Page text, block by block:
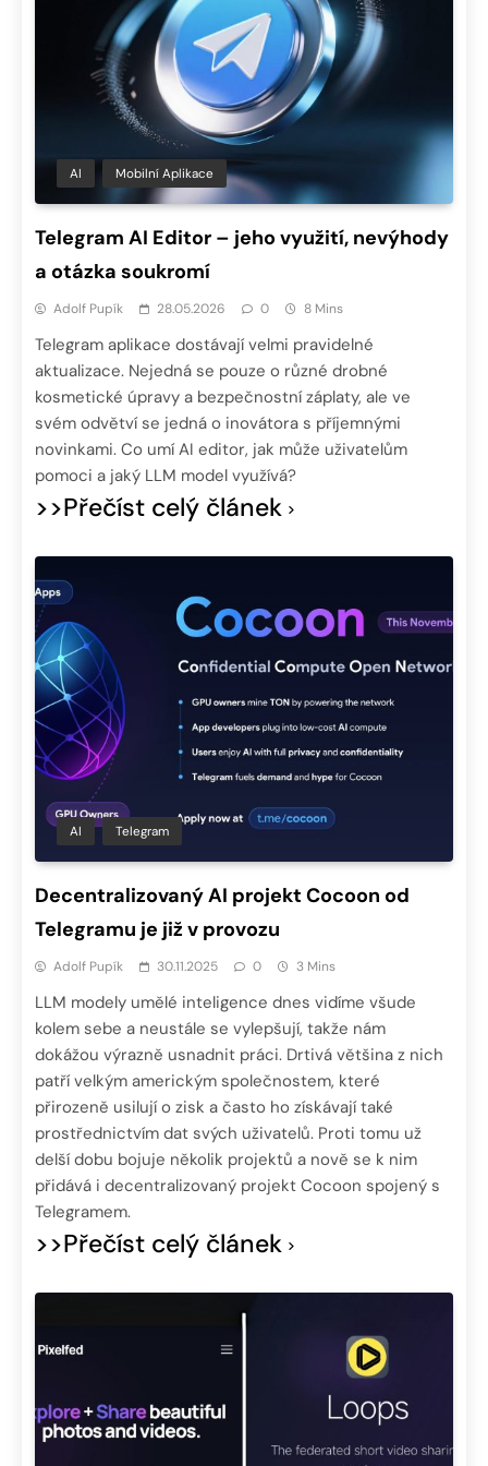
AI Mobilní Aplikace
Telegram AI Editor – jeho využití, nevýhody
a otázka soukromí
Adolf Pupík 28.05.2026 0 8 Mins
Telegram aplikace dostávají velmi pravidelné
aktualizace. Nejedná se pouze o různé drobné
kosmetické úpravy a bezpečnostní záplaty, ale ve
svém odvětví se jedná o inovátora s příjemnými
novinkami. Co umí AI editor, jak může uživatelům
pomoci a jaký LLM model využívá?
>>Přečíst celý článek
AI Telegram
Decentralizovaný AI projekt Cocoon od
Telegramu je již v provozu
Adolf Pupík 30.11.2025 0 3 Mins
LLM modely umělé inteligence dnes vidíme všude
kolem sebe a neustále se vylepšují, takže nám
dokážou výrazně usnadnit práci. Drtivá většina z nich
patří velkým americkým společnostem, které
přirozeně usilují o zisk a často ho získávají také
prostřednictvím dat svých uživatelů. Proti tomu už
delší dobu bojuje několik projektů a nově se k nim
přidává i decentralizovaný projekt Cocoon spojený s
Telegramem.
>>Přečíst celý článek